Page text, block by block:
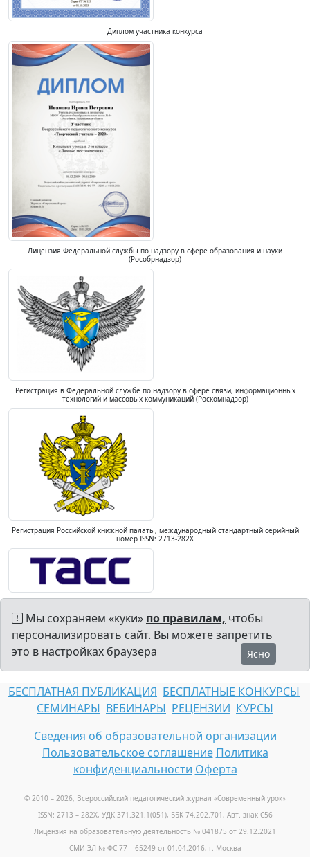
Диплом участника конкурса
Лицензия Федеральной службы по надзору в сфере образования и науки
(Рособрнадзор)
Регистрация в Федеральной службе по надзору в сфере связи, информационных
технологий и массовых коммуникаций (Роскомнадзор)
Регистрация Российской книжной палаты, международный стандартный серийный
номер ISSN: 2713-282X
Мы сохраняем «куки» по правилам, чтобы
персонализировать сайт. Вы можете запретить
это в настройках браузера
Ясно
БЕСПЛАТНАЯ ПУБЛИКАЦИЯ БЕСПЛАТНЫЕ КОНКУРСЫ
СЕМИНАРЫ ВЕБИНАРЫ РЕЦЕНЗИИ КУРСЫ
Сведения об образовательной организации
Пользовательское соглашение Политика
конфиденциальности Оферта
© 2010 – 2026, Всероссийский педагогический журнал «Современный урок»
ISSN: 2713 – 282X, УДК 371.321.1(051), ББК 74.202.701, Авт. знак С56
Лицензия на образовательную деятельность № 041875 от 29.12.2021
СМИ ЭЛ № ФС 77 – 65249 от 01.04.2016, г. Москва